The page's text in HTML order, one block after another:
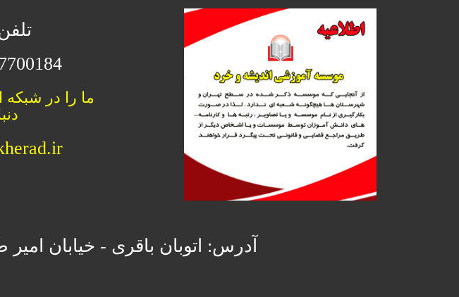
ما را در شبکه
آدرس: اتوبان باقری - خیابان